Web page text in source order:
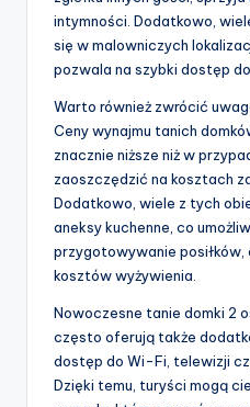
intymności. Dodatkowo,
się w malowniczych
pozwala na szybki dostęp
Warto również zwrócić
Ceny wynajmu tanich
znacznie niższe niż w
zaoszczędzić na kosztach
Dodatkowo, wiele z tych
aneksy kuchenne, co
przygotowywanie posiłków,
kosztów wyżywienia.
Nowoczesne tanie domki 2
często oferują także
dostęp do Wi-Fi, telewizji
Dzięki temu, turyści mogą